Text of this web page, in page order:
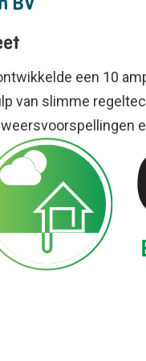
een 10
van slimme
weersvoorspellingen